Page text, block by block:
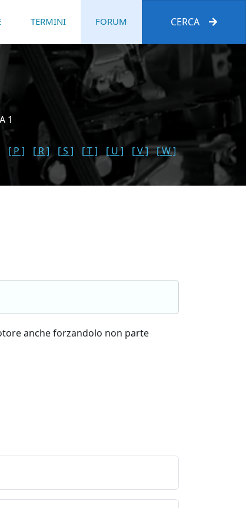
TERMINI FORUM CERCA
1
[ P ] [ R ] [ S ] [ T ] [ U ] [ V ]
[ W ]
anche forzandolo non parte